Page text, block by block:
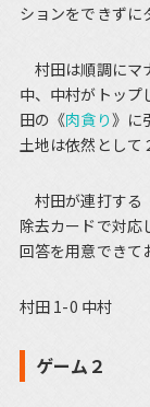
ションをできずに
村田は順調にマ
中、中村がトップ
田の《肉貪り》に
土地は依然として
村田が連打する
除去カードで対応
回答を用意できて
村田 1-0 中村
ゲーム２